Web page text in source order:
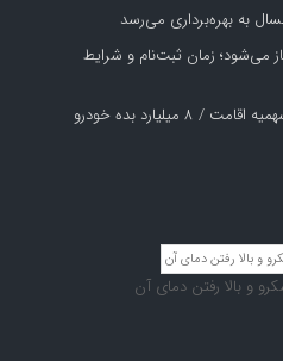
به بهره‌برداری می‌رسد
می‌شود؛ زمان ثبت‌نام و شرایط
کاسبی خارج‌نشین‌ها با سهمیه اقامت / ۸ میلیارد بده خودرو
و بالا رفتن دمای آن